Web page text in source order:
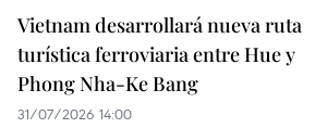
Vietnam desarrollará nueva ruta
turística ferroviaria entre Hue y
Phong Nha-Ke Bang
31/07/2026 14:00